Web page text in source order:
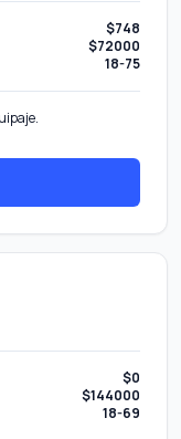
$748
$72000
18-75
$0
$144000
18-69